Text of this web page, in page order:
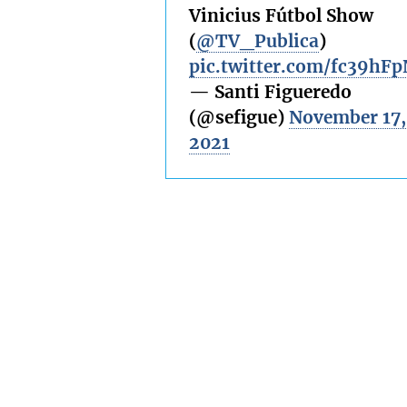
Vinicius Fútbol Show
(@TV_Publica)
pic.twitter.com/
— Santi Figueredo
(@sefigue) November 17,
2021